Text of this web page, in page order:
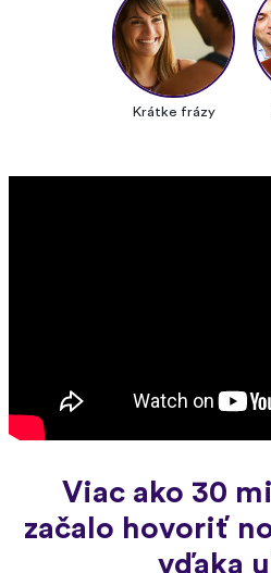
Krátke frázy
Viac ako 30
začalo hovoriť
vďaka